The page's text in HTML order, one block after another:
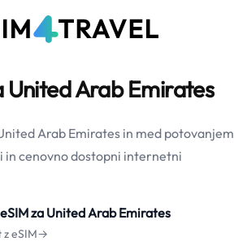
United Arab Emirates
Arab Emirates in med potovanjem
in cenovno dostopni internetni
za United Arab Emirates
z eSIM→